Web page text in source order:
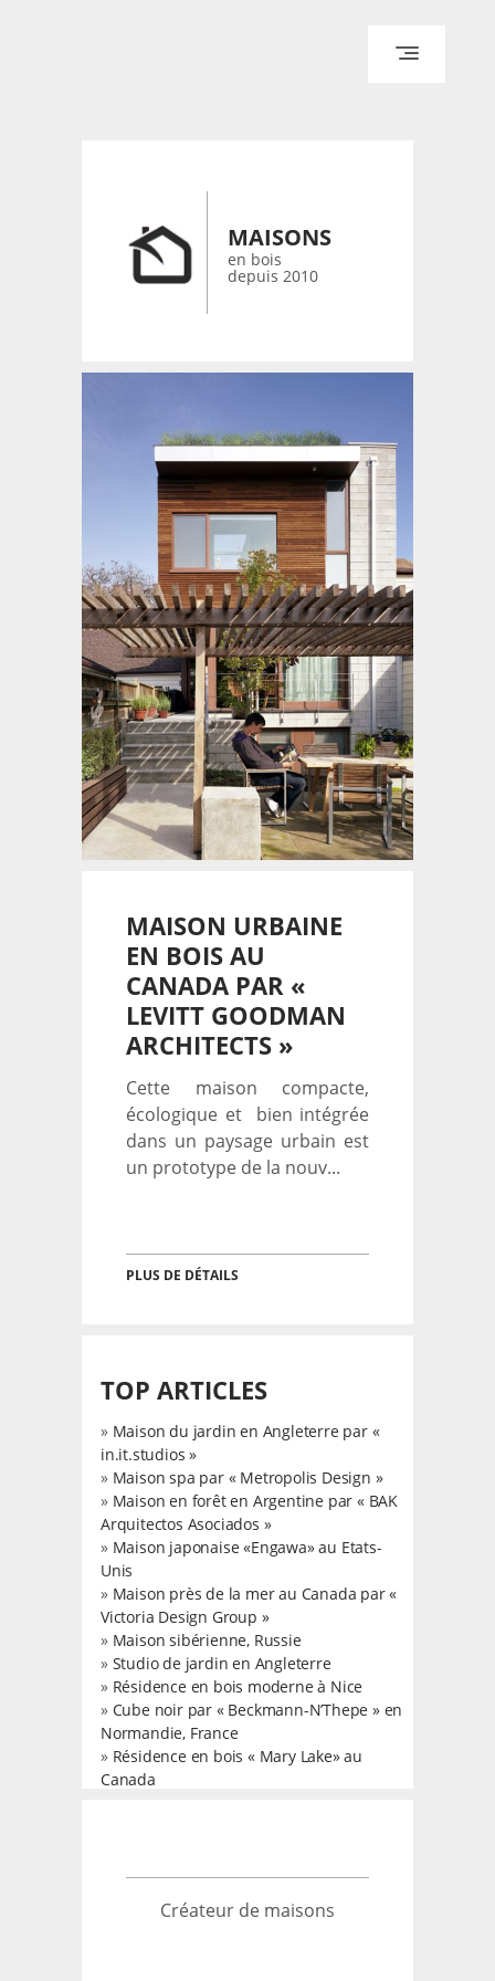
CONTACT
MAISONS
en bois
depuis 2010
MAISON URBAINE
EN BOIS AU
CANADA PAR «
LEVITT GOODMAN
ARCHITECTS »
Cette maison compacte,
écologique et bien intégrée
dans un paysage urbain est
un prototype de la nouv...
PLUS DE DÉTAILS
TOP ARTICLES
» Maison du jardin en Angleterre par «
in.it.studios »
» Maison spa par « Metropolis Design »
» Maison en forêt en Argentine par « BAK
Arquitectos Asociados »
» Maison japonaise «Engawa» au Etats-
Unis
» Maison près de la mer au Canada par «
Victoria Design Group »
» Maison sibérienne, Russie
» Studio de jardin en Angleterre
» Résidence en bois moderne à Nice
» Cube noir par « Beckmann-N’Thepe » en
Normandie, France
» Résidence en bois « Mary Lake» au
Canada
Créateur de maisons